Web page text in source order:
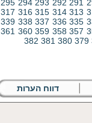
291
292
293
294
295
313
314
315
316
317
335
336
337
338
339
357
358
359
360
361
379
380
381
382
דווח הערות